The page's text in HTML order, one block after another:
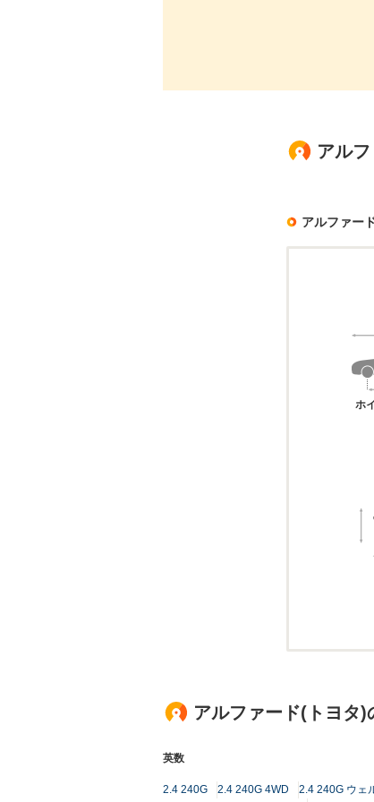
アル
アルファー
ホ
アルファード(トヨタ)
英数
2.4 240G 2.4 240G 4WD 2.4 240G ウェ